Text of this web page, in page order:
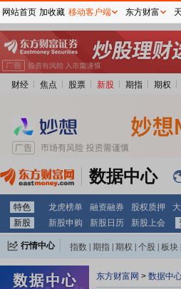
财经 焦点 股票 新股 期指 期权
数据中心
特色 龙虎榜单 融资融券 股权质押
新股
新股申购 新股日历 新股上会
行情中心 指数 期指 期权 个股 板块
东方财富网 > 数据中
网站首页 加收藏 移动客户端 东方财富